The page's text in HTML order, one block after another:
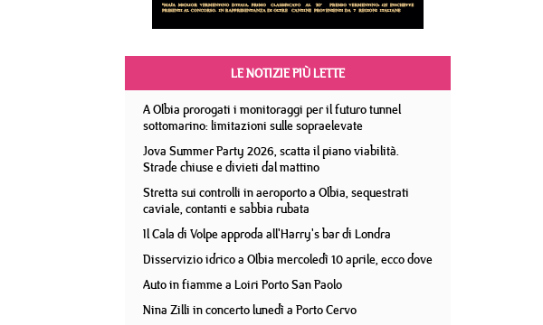
LE NOTIZIE PIÙ LETTE
A Olbia prorogati i monitoraggi per il futuro tunnel
sottomarino: limitazioni sulle sopraelevate
Jova Summer Party 2026, scatta il piano viabilità.
Strade chiuse e divieti dal mattino
Stretta sui controlli in aeroporto a Olbia, sequestrati
caviale, contanti e sabbia rubata
Il Cala di Volpe approda all'Harry's bar di Londra
Disservizio idrico a Olbia mercoledì 10 aprile, ecco dove
Auto in fiamme a Loiri Porto San Paolo
Nina Zilli in concerto lunedì a Porto Cervo